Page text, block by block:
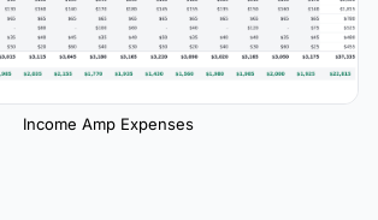
Income Amp Expenses